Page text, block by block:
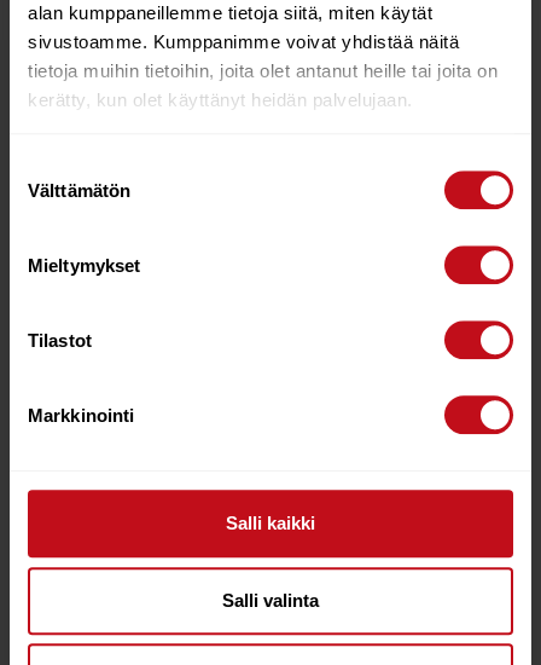
alan kumppaneillemme tietoja siitä, miten käytät
sivustoamme. Kumppanimme voivat yhdistää näitä
tietoja muihin tietoihin, joita olet antanut heille tai joita on
kerätty, kun olet käyttänyt heidän palvelujaan.
valinta
Välttämätön
Mieltymykset
Tilastot
Markkinointi
Salli kaikki
Salli valinta
Tutustu myös
TWIST PLUG
Lisää ostoskoriin
SEVERNE TENDON
Lue lisää